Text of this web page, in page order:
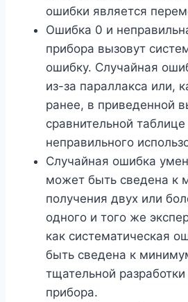
ошибки является
Ошибка 0 и
прибора вызовут
ошибку. Случайная
из-за параллакса или,
ранее, в приведенной
сравнительной таблице
неправильного
Случайная ошибка
может быть сведена к
получения двух или
одного и того же
как систематическая
быть сведена к
тщательной
прибора.